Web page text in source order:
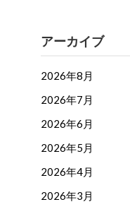
アーカイブ
2026年8月
2026年7月
2026年6月
2026年5月
2026年4月
2026年3月